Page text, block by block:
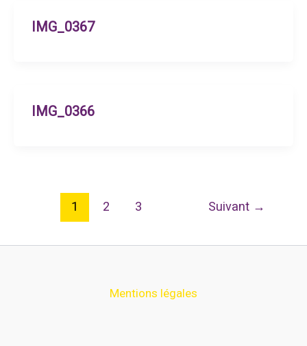
IMG_0367
IMG_0366
1 2 3 Suivant →
Mentions légales